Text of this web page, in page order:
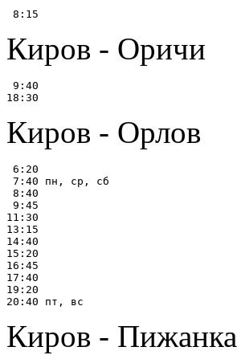
Киров - Оричи
9:40
Киров - Орлов
6:20
7:40 пн, ср, сб
8:40
9:45
11:30
13:15
14:40
15:20
16:45
17:40
19:20
Киров - Пижанка